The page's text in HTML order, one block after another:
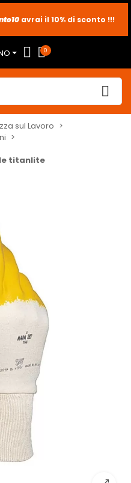
avrai il 10% di sconto !!!
0
sul Lavoro
titanlite